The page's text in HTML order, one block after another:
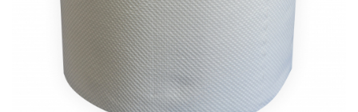
Instrumente de scris
Pixuri de plastic
Pixuri metalice
Pixuri cu gel